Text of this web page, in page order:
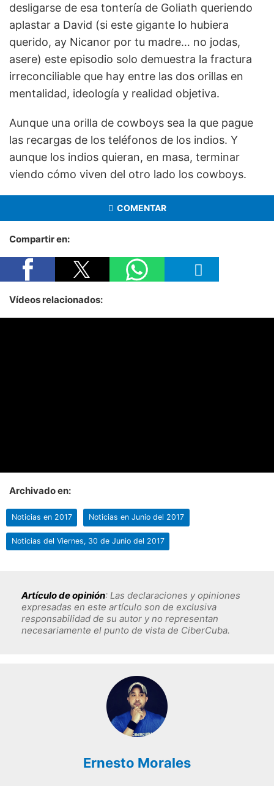
desligarse de esa tontería de Goliath queriendo
aplastar a David (si este gigante lo hubiera
querido, ay Nicanor por tu madre… no jodas,
asere) este episodio solo demuestra la fractura
irreconciliable que hay entre las dos orillas en
mentalidad, ideología y realidad objetiva.
Aunque una orilla de cowboys sea la que pague
las recargas de los teléfonos de los indios. Y
aunque los indios quieran, en masa, terminar
viendo cómo viven del otro lado los cowboys.
COMENTAR
Compartir en:
Vídeos relacionados:
Archivado en:
Noticias en 2017 Noticias en Junio del 2017
Noticias del Viernes, 30 de Junio del 2017
Artículo de opinión: Las declaraciones y opiniones
expresadas en este artículo son de exclusiva
responsabilidad de su autor y no representan
necesariamente el punto de vista de CiberCuba.
Ernesto Morales